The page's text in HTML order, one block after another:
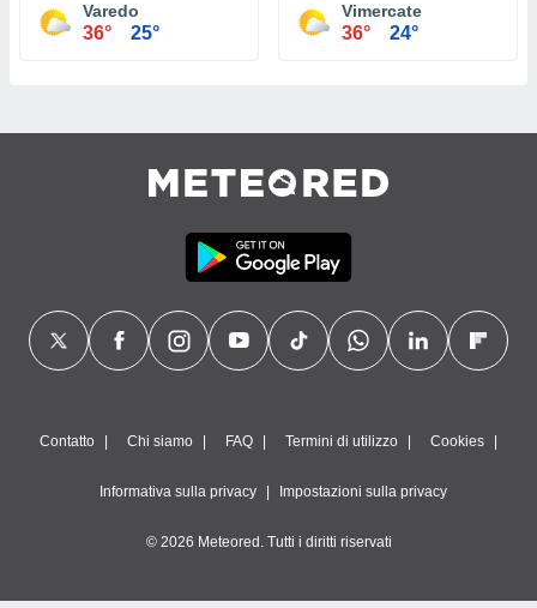
Varedo
36° 25°
Vimercate
36° 24°
Contatto Chi siamo FAQ Termini di utilizzo Cookies
Informativa sulla privacy Impostazioni sulla privacy
© 2026 Meteored. Tutti i diritti riservati